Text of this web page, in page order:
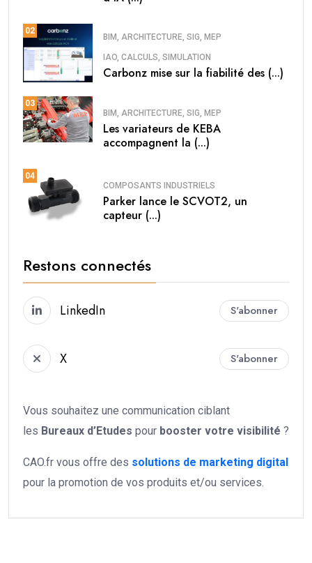
02
BIM, ARCHITECTURE, SIG, MEP
IAO, CALCULS, SIMULATION
Carbonz mise sur la fiabilité des (...)
03
BIM, ARCHITECTURE, SIG, MEP
Les variateurs de KEBA
accompagnent la (...)
04
COMPOSANTS INDUSTRIELS
Parker lance le SCVOT2, un
capteur (...)
Restons connectés
LinkedIn S'abonner
X S'abonner
Vous souhaitez une communication ciblant
les Bureaux d’Etudes pour booster votre visibilité ?
CAO.fr vous offre des solutions de marketing digital
pour la promotion de vos produits et/ou services.